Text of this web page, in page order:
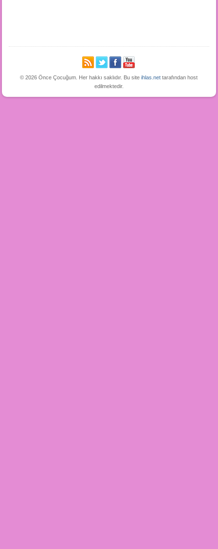
© 2026 Önce Çocuğum. Her hakkı saklıdır. Bu siteihlas.net tarafından host
edilmektedir.